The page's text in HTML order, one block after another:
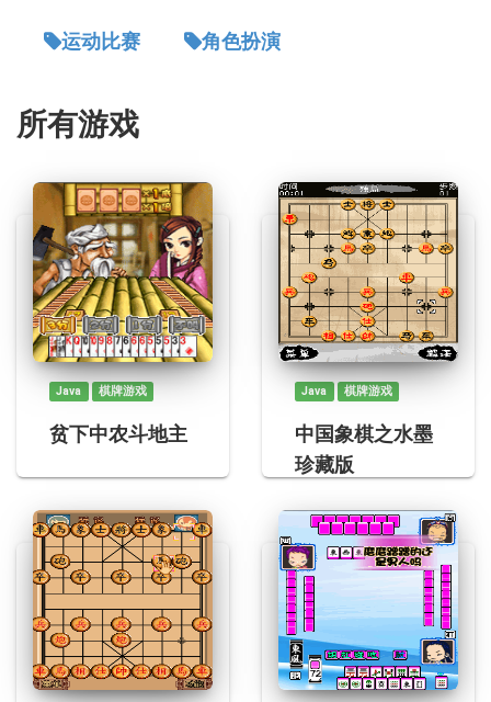
运动比赛 角色扮演
所有游戏
Java 棋牌游戏
贫下中农斗地主
Java 棋牌游戏
中国象棋之水墨
珍藏版